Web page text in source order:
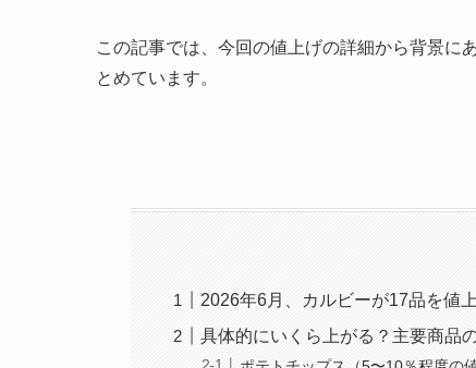
この記事では、今回の値上げの詳細から背景に
とめています。
2026年6月、カルビーが17品を値
具体的にいくら上がる？主要商品